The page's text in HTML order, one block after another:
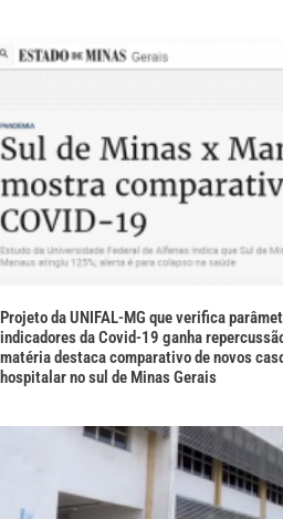
Projeto da UNIFAL-MG que verifica
indicadores da Covid-19 ganha
matéria destaca comparativo de novos
hospitalar no sul de Minas Gerais